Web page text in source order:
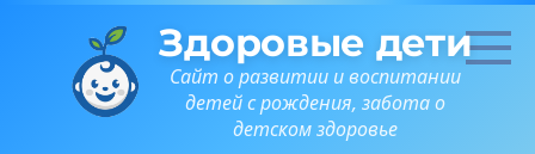
Здоровые дети
Сайт о развитии и воспитании
детей с рождения, забота о
детском здоровье